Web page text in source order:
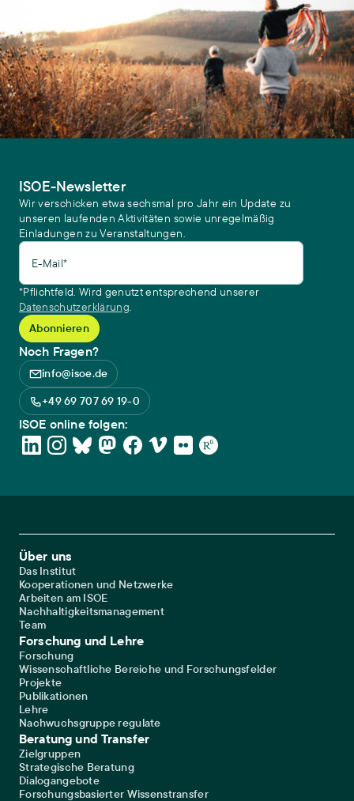
ISOE-Newsletter
Wir verschicken etwa sechsmal pro Jahr ein Update zu
unseren laufenden Aktivitäten sowie unregelmäßig
Einladungen zu Veranstaltungen.
E-Mail*
*Pflichtfeld. Wird genutzt entsprechend unserer
Datenschutzerklärung.
Noch Fragen?
info@isoe.de
+49 69 707 69 19-0
ISOE online folgen:
Footer Main Navigation
Über uns
Das Institut
Kooperationen und Netzwerke
Arbeiten am ISOE
Nachhaltigkeitsmanagement
Team
Forschung und Lehre
Forschung
Wissenschaftliche Bereiche und Forschungsfelder
Projekte
Publikationen
Lehre
Nachwuchsgruppe regulate
Beratung und Transfer
Zielgruppen
Strategische Beratung
Dialogangebote
Forschungsbasierter Wissenstransfer